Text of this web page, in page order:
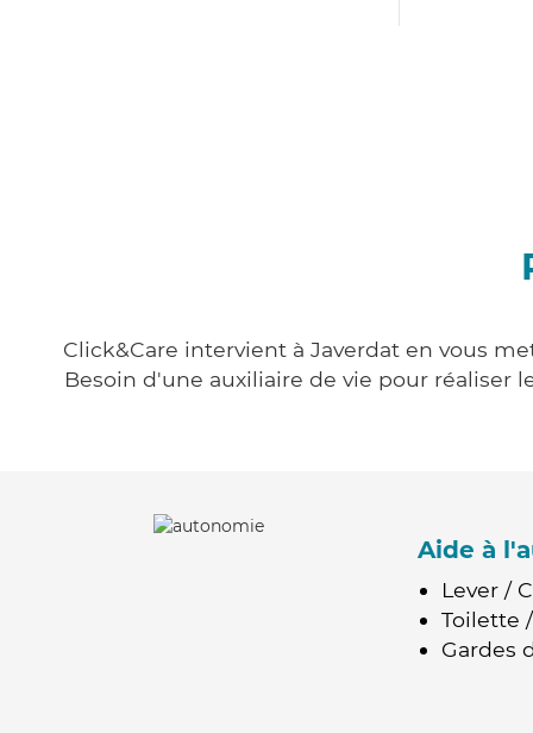
Click&Care intervient à Javerdat en vous
Besoin d'une auxiliaire de vie pour réaliser
Aide à
Lever /
Toilette
Gardes